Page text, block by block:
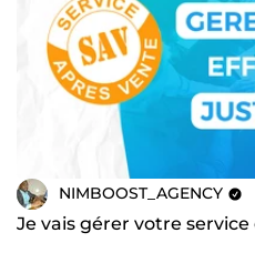
NIMBOOST_AGENCY
Je vais gérer votre